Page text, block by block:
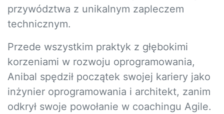
przywództwa z unikalnym zapleczem
technicznym.
Przede wszystkim praktyk z głębokimi
korzeniami w rozwoju oprogramowania,
Anibal spędził początek swojej kariery jako
inżynier oprogramowania i architekt, zanim
odkrył swoje powołanie w coachingu Agile.